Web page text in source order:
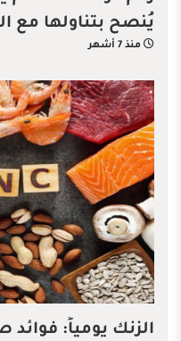
يُنصح بتناولها مع
منذ 7 أشهر
الزنك يومياً: